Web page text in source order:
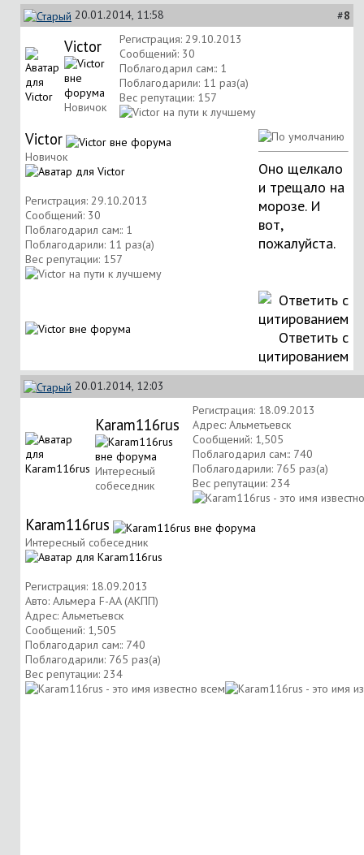
20.01.2014, 11:58 #8
Victor
Новичок
Регистрация: 29.10.2013
Сообщений: 30
Поблагодарил сам:: 1
Поблагодарили: 11 раз(а)
Вес репутации: 157
Victor
Новичок
Регистрация: 29.10.2013
Сообщений: 30
Поблагодарил сам:: 1
Поблагодарили: 11 раз(а)
Вес репутации: 157
Оно щелкало
и трещало на
морозе. И
вот,
пожалуйста.
Ответить с
цитированием
20.01.2014, 12:03
Karam116rus
Интересный
собеседник
Регистрация: 18.09.2013
Адрес: Альметьевск
Сообщений: 1,505
Поблагодарил сам:: 740
Поблагодарили: 765 раз(а)
Вес репутации: 234
Karam116rus
Интересный собеседник
Регистрация: 18.09.2013
Авто: Альмера F-AA (АКПП)
Адрес: Альметьевск
Сообщений: 1,505
Поблагодарил сам:: 740
Поблагодарили: 765 раз(а)
Вес репутации: 234